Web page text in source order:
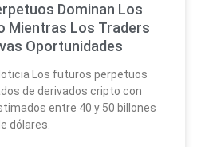
Dominan Los
Mientras Los Traders
Oportunidades
Los futuros perpetuos
de derivados cripto con
entre 40 y 50 billones
dólares.